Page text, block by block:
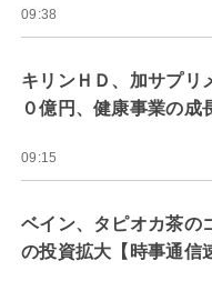
09:38
キリンＨＤ、加サプリ
０億円、健康事業の
09:15
ベイン、タピオカ茶の
の投資拡大【時事通信